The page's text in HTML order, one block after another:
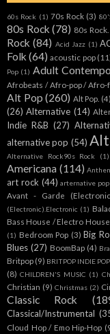
60s Rock (1) 70s Rock (3)
80s Rock (78) 80s Rock.
Rock (84) Acid Jazz (1)
Folk (64) acoustic pop
Pop (1) Adult
Afrobeats / Afro-pop / Afro-
Alt Pop (260) Alt Pop. (4)
(26) Alternative (14)
Indie R&B (27)
alternative pop (54)
Alternative Rock90s Rock
(1)
Americana (114)
art rock (44) arternative pop
Avant - Garde
(Electronic).Electronic (1)
Bass House / Electro House
(1) Bedroom Pop (3) Big
Blues (27) BoomBap (4)
Britpop (9) BRITPOP INDIE POP
(8) CHILDREN'S MUSIC (1)
Christian (9) Christmas (2)
Classic Rock
Classical/Instrumental
Cloud Hop / Emo Hip-Hop